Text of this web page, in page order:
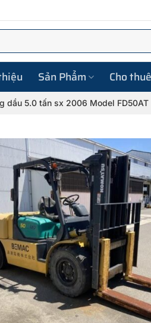
Sản Phẩm Cho
dầu 5.0 tấn sx 2006 Model FD50AT